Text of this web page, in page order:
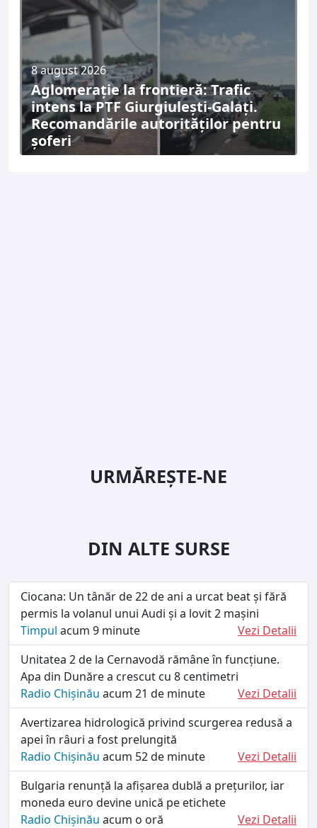
8 august 2026
Aglomerație la frontieră: Trafic
intens la PTF Giurgiulești-Galați.
Recomandările autorităților pentru
șoferi
URMĂREȘTE-NE
DIN ALTE SURSE
Ciocana: Un tânăr de 22 de ani a urcat beat și fără
permis la volanul unui Audi și a lovit 2 mașini
Timpul acum 9 minute
Vezi Detalii
Unitatea 2 de la Cernavodă rămâne în funcțiune.
Apa din Dunăre a crescut cu 8 centimetri
Radio Chișinău acum 21 de minute
Vezi Detalii
Avertizarea hidrologică privind scurgerea redusă a
apei în râuri a fost prelungită
Radio Chișinău acum 52 de minute
Vezi Detalii
Bulgaria renunță la afișarea dublă a prețurilor, iar
moneda euro devine unică pe etichete
Radio Chișinău acum o oră
Vezi Detalii